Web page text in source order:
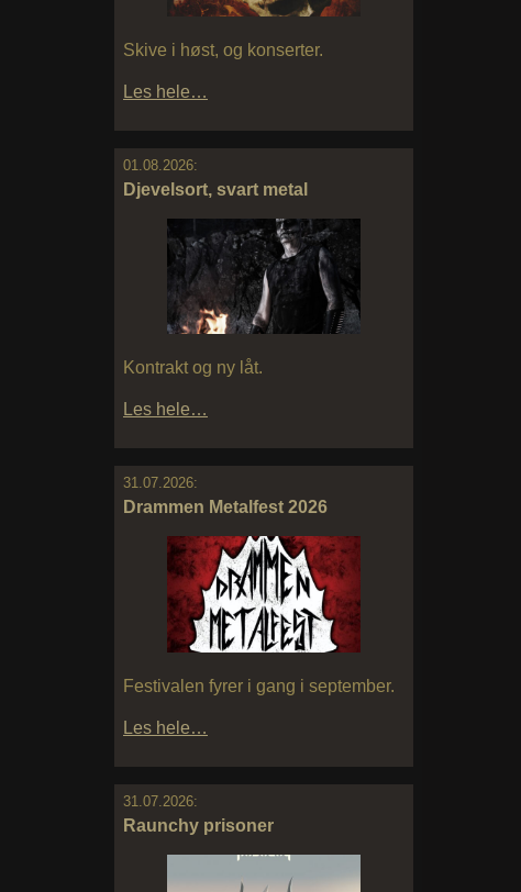
Skive i høst, og konserter.
Les hele…
01.08.2026:
Djevelsort, svart metal
Kontrakt og ny låt.
Les hele…
31.07.2026:
Drammen Metalfest 2026
Festivalen fyrer i gang i september.
Les hele…
31.07.2026:
Raunchy prisoner